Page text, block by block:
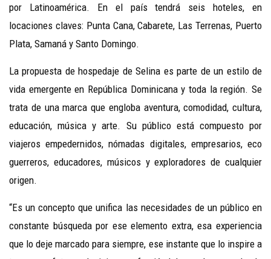
por Latinoamérica. En el país tendrá seis hoteles, en
locaciones claves: Punta Cana, Cabarete, Las Terrenas, Puerto
Plata, Samaná y Santo Domingo.
La propuesta de hospedaje de Selina es parte de un estilo de
vida emergente en República Dominicana y toda la región. Se
trata de una marca que engloba aventura, comodidad, cultura,
educación, música y arte. Su público está compuesto por
viajeros empedernidos, nómadas digitales, empresarios, eco
guerreros, educadores, músicos y exploradores de cualquier
origen.
“Es un concepto que unifica las necesidades de un público en
constante búsqueda por ese elemento extra, esa experiencia
que lo deje marcado para siempre, ese instante que lo inspire a